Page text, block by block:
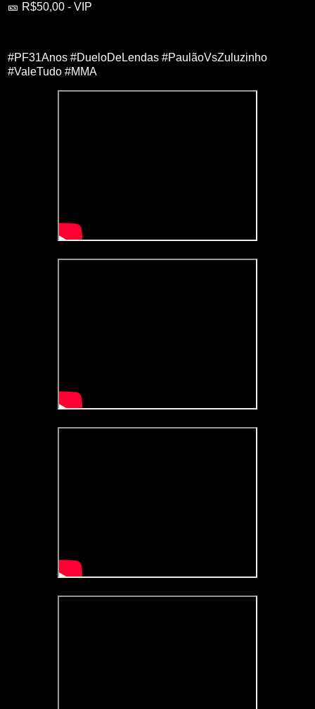
🎫 R$50,00 - VIP
#PF31Anos #DueloDeLendas #PaulãoVsZuluzinho
#ValeTudo #MMA